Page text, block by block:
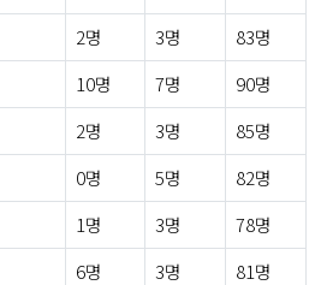
2명 3명
83명
10명 7명
90명
2명 3명
85명
0명 5명
82명
1명 3명
78명
6명 3명
81명